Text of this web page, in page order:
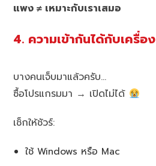
แพง ≠ เหมาะกับเราเสมอ
4. ความเข้ากันได้กับเครื่อง
บางคนเจ็บมาแล้วครับ…
ซื้อโปรแกรมมา → เปิดไม่ได้
เช็กให้ชัวร์:
ใช้ Windows หรือ Mac